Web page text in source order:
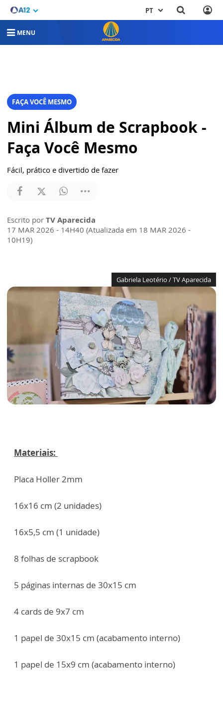
PT
MENU
FAÇA VOCÊ MESMO
Mini Álbum de Scrapbook -
Faça Você Mesmo
Fácil, prático e divertido de fazer
Escrito por TV Aparecida
17 MAR 2026 - 14H40 (Atualizada em 18 MAR 2026 -
10H19)
Gabriela Leotério / TV Aparecida
Materiais:
Placa Holler 2mm
16x16 cm (2 unidades)
16x5,5 cm (1 unidade)
8 folhas de scrapbook
5 páginas internas de 30x15 cm
4 cards de 9x7 cm
1 papel de 30x15 cm (acabamento interno)
1 papel de 15x9 cm (acabamento interno)